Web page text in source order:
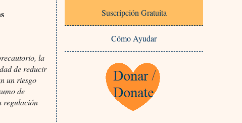
la
de reducir
un riesgo
de
regulación
Suscripción Gratuita
Cómo Ayudar